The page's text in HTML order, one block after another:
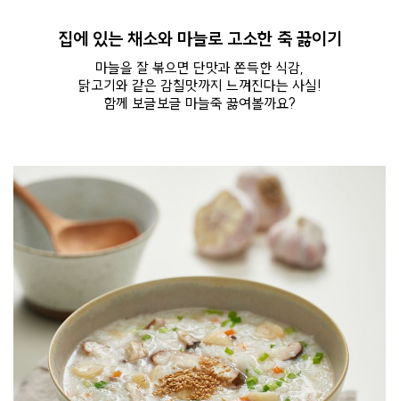
집에 있는 채소와 마늘로 고소한 죽 끓이기
마늘을 잘 볶으면 단맛과 쫀득한 식감,
닭고기와 같은 감칠맛까지 느껴진다는 사실!
함께 보글보글 마늘죽 끓여볼까요?